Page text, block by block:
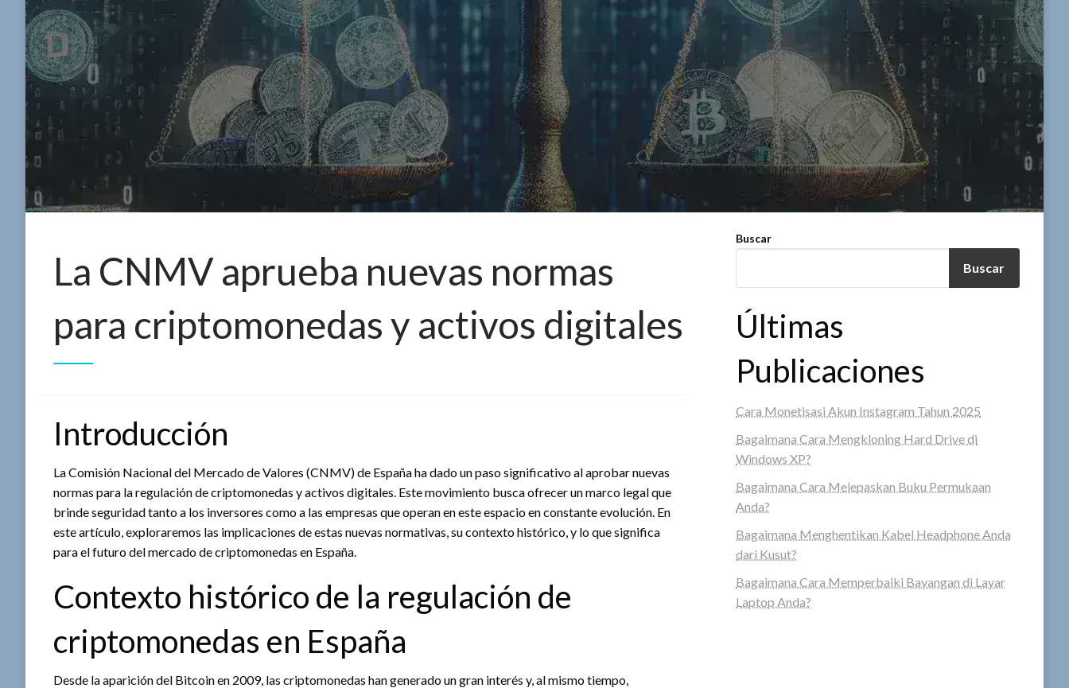
La CNMV aprueba nuevas normas
para criptomonedas y activos digitales
Introducción
La Comisión Nacional del Mercado de Valores (CNMV) de España ha dado un paso significativo al aprobar nuevas
normas para la regulación de criptomonedas y activos digitales. Este movimiento busca ofrecer un marco legal que
brinde seguridad tanto a los inversores como a las empresas que operan en este espacio en constante evolución. En
este artículo, exploraremos las implicaciones de estas nuevas normativas, su contexto histórico, y lo que significa
para el futuro del mercado de criptomonedas en España.
Contexto histórico de la regulación de
criptomonedas en España
Desde la aparición del Bitcoin en 2009, las criptomonedas han generado un gran interés y, al mismo tiempo,
Buscar
Buscar
Últimas
Publicaciones
Cara Monetisasi Akun Instagram Tahun 2025
Bagaimana Cara Mengkloning Hard Drive di
Windows XP?
Bagaimana Cara Melepaskan Buku Permukaan
Anda?
Bagaimana Menghentikan Kabel Headphone Anda
dari Kusut?
Bagaimana Cara Memperbaiki Bayangan di Layar
Laptop Anda?